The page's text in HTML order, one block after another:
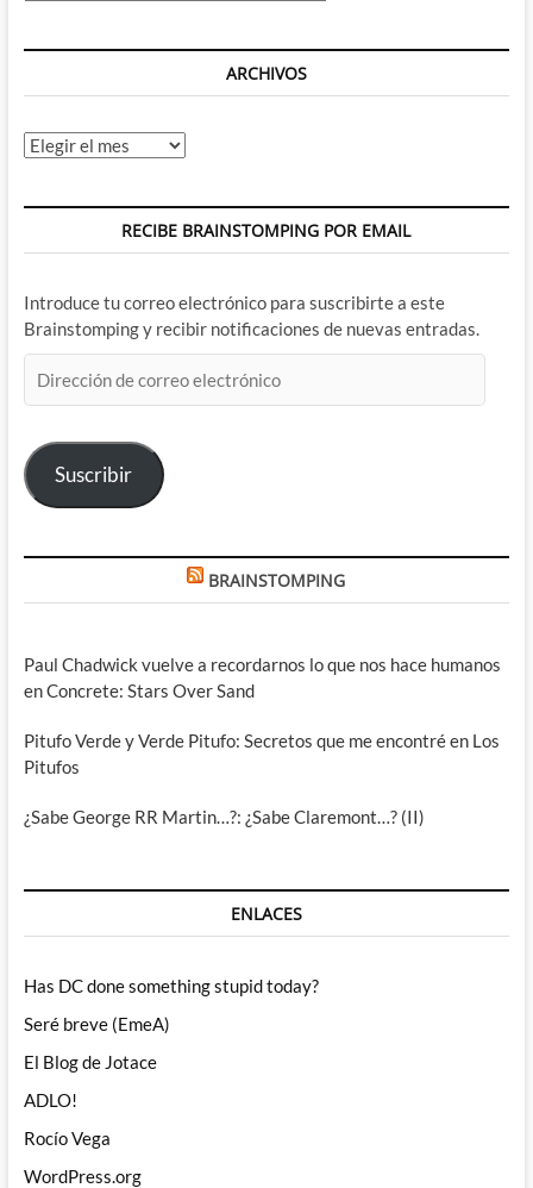
ARCHIVOS
Archivos
RECIBE BRAINSTOMPING POR EMAIL
Introduce tu correo electrónico para suscribirte a este
Brainstomping y recibir notificaciones de nuevas entradas.
de
electrónico
Suscribir
BRAINSTOMPING
Paul Chadwick vuelve a recordarnos lo que nos hace humanos
en Concrete: Stars Over Sand
Pitufo Verde y Verde Pitufo: Secretos que me encontré en Los
Pitufos
¿Sabe George RR Martin…?: ¿Sabe Claremont…? (II)
ENLACES
Has DC done something stupid today?
Seré breve (EmeA)
El Blog de Jotace
ADLO!
Rocío Vega
WordPress.org